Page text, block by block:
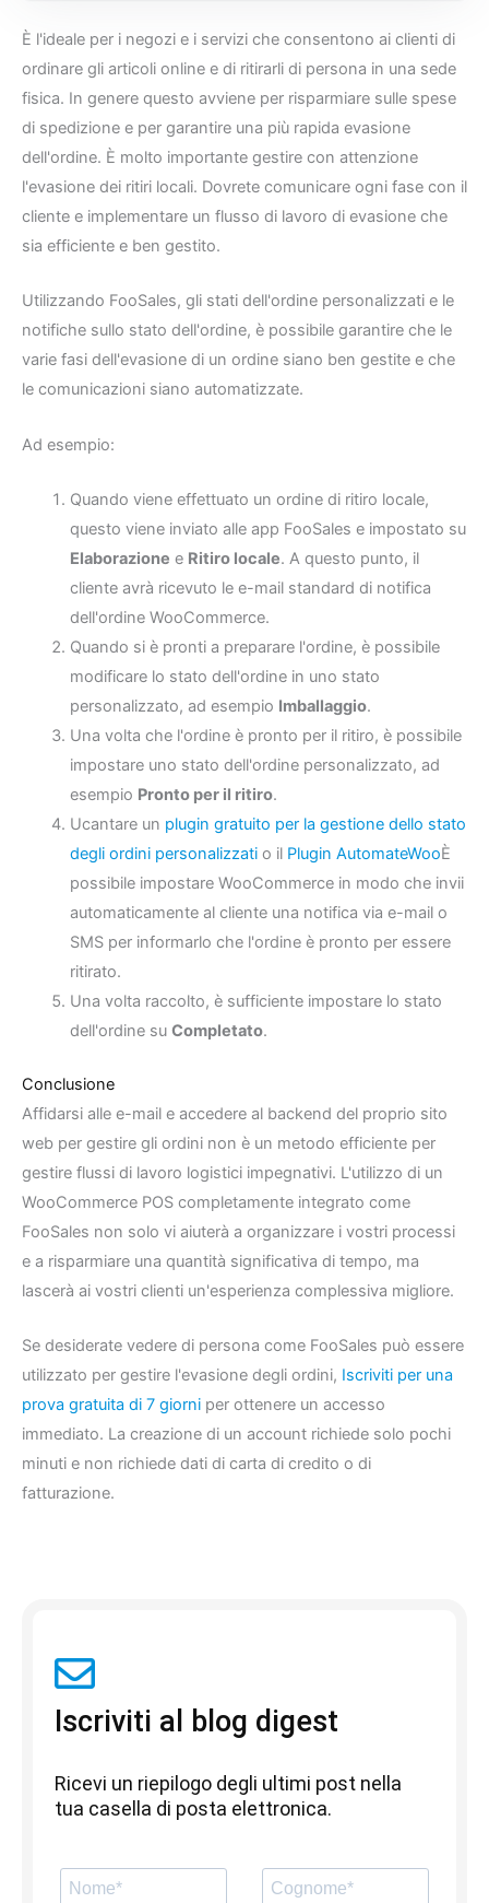
È l'ideale per i negozi e i servizi che consentono ai clienti di
ordinare gli articoli online e di ritirarli di persona in una sede
fisica. In genere questo avviene per risparmiare sulle spese
di spedizione e per garantire una più rapida evasione
dell'ordine. È molto importante gestire con attenzione
l'evasione dei ritiri locali. Dovrete comunicare ogni fase con il
cliente e implementare un flusso di lavoro di evasione che
sia efficiente e ben gestito.
Utilizzando FooSales, gli stati dell'ordine personalizzati e le
notifiche sullo stato dell'ordine, è possibile garantire che le
varie fasi dell'evasione di un ordine siano ben gestite e che
le comunicazioni siano automatizzate.
Ad esempio:
Quando viene effettuato un ordine di ritiro locale,
questo viene inviato alle app FooSales e impostato su
Elaborazione e Ritiro locale. A questo punto, il
cliente avrà ricevuto le e-mail standard di notifica
dell'ordine WooCommerce.
Quando si è pronti a preparare l'ordine, è possibile
modificare lo stato dell'ordine in uno stato
personalizzato, ad esempio Imballaggio.
Una volta che l'ordine è pronto per il ritiro, è possibile
impostare uno stato dell'ordine personalizzato, ad
esempio Pronto per il ritiro.
Ucantare un plugin gratuito per la gestione dello stato
degli ordini personalizzatio il Plugin AutomateWooÈ
possibile impostare WooCommerce in modo che invii
automaticamente al cliente una notifica via e-mail o
SMS per informarlo che l'ordine è pronto per essere
ritirato.
Una volta raccolto, è sufficiente impostare lo stato
dell'ordine su Completato.
Conclusione
Affidarsi alle e-mail e accedere al backend del proprio sito
web per gestire gli ordini non è un metodo efficiente per
gestire flussi di lavoro logistici impegnativi. L'utilizzo di un
WooCommerce POS completamente integrato come
FooSales non solo vi aiuterà a organizzare i vostri processi
e a risparmiare una quantità significativa di tempo, ma
lascerà ai vostri clienti un'esperienza complessiva migliore.
Se desiderate vedere di persona come FooSales può essere
utilizzato per gestire l'evasione degli ordini, Iscriviti per una
prova gratuita di 7 giorni per ottenere un accesso
immediato. La creazione di un account richiede solo pochi
minuti e non richiede dati di carta di credito o di
fatturazione.
Iscriviti al blog digest
Ricevi un riepilogo degli ultimi post nella
tua casella di posta elettronica.